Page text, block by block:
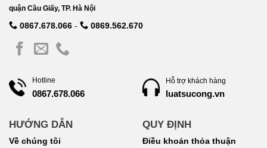
quận Cầu Giấy, TP. Hà Nội
0867.678.066 - 0869.562.670
Hotline
0867.678.066
HƯỚNG DẪN
Về chúng tôi
Hỗ trợ khách hàng
luatsucong.vn
QUY ĐỊNH
Điều khoản thỏa thuận